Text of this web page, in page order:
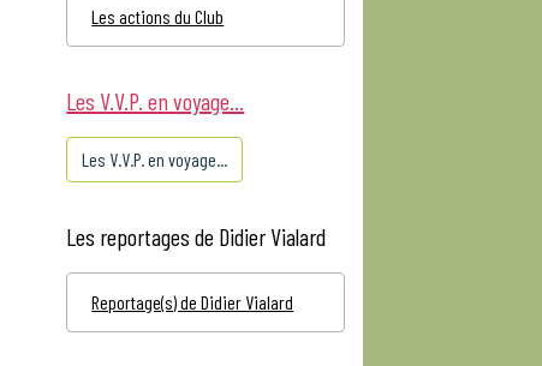
Les actions du Club
Les V.V.P. en voyage...
Les V.V.P. en voyage...
Les reportages de Didier Vialard
Reportage(s) de Didier Vialard